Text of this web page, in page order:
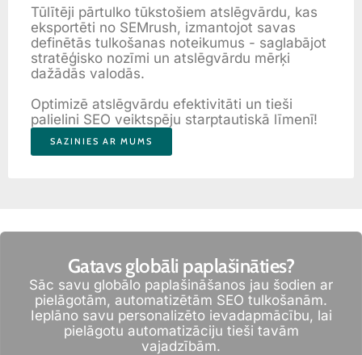
Tūlītēji pārtulko tūkstošiem atslēgvārdu, kas
eksportēti no SEMrush, izmantojot savas
definētās tulkošanas noteikumus - saglabājot
stratēģisko nozīmi un atslēgvārdu mērķi
dažādās valodās.
Optimizē atslēgvārdu efektivitāti un tieši
palielini SEO veiktspēju starptautiskā līmenī!
SAZINIES AR MUMS
Gatavs globāli paplašināties?
Sāc savu globālo paplašināšanos jau šodien ar
pielāgotām, automatizētām SEO tulkošanām.
Ieplāno savu personalizēto ievadapmācību, lai
pielāgotu automatizāciju tieši tavām
vajadzībām.